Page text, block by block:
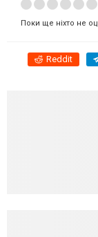
Поки ще ніхто не
Reddit